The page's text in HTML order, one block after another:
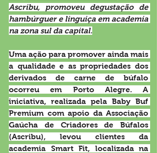
Ascribu, promoveu degustação de
hambúrguer e linguiça em academia
na zona sul da capital.
Uma ação para promover ainda mais
a qualidade e as propriedades dos
derivados de carne de búfalo
ocorreu em Porto Alegre. A
iniciativa, realizada pela Baby Buf
Premium com apoio da Associação
Gaúcha de Criadores de Búfalos
(Ascribu), levou clientes da
academia Smart Fit, localizada na